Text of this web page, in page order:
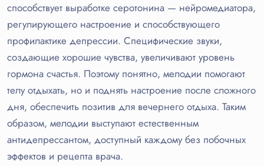
способствует выработке серотонина — нейромедиатора,
регулирующего настроение и способствующего
профилактике депрессии. Специфические звуки,
создающие хорошие чувства, увеличивают уровень
гормона счастья. Поэтому понятно, мелодии помогают
телу отдыхать, но и поднять настроение после сложного
дня, обеспечить позитив для вечернего отдыха. Таким
образом, мелодии выступают естественным
антидепрессантом, доступный каждому без побочных
эффектов и рецепта врача.